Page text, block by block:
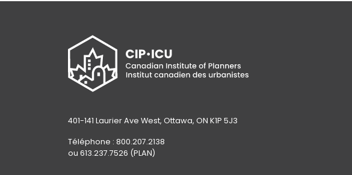
401-141 Laurier Ave West, Ottawa, ON K1P 5J3
Téléphone : 800.207.2138
ou 613.237.7526 (PLAN)